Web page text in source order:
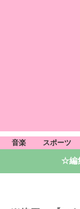
音楽 スポーツ
☆編